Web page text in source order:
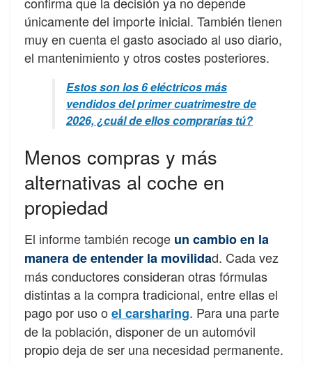
únicamente del importe inicial. También tienen
muy en cuenta el gasto asociado al uso diario,
el mantenimiento y otros costes posteriores.
Estos son los 6 eléctricos más
vendidos del primer cuatrimestre de
2026, ¿cuál de ellos comprarías tú?
Menos compras y más
alternativas al coche en
propiedad
El informe también recoge un cambio en la
manera de entender la movilidad. Cada vez
más conductores consideran otras fórmulas
distintas a la compra tradicional, entre ellas el
pago por uso o el carsharing. Para una parte
de la población, disponer de un automóvil
propio deja de ser una necesidad permanente.